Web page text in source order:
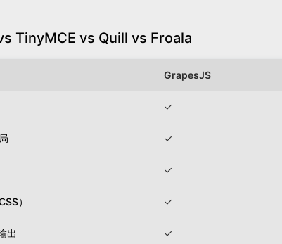
TinyMCE vs Quill vs Froala
GrapesJS
✓
✓
✓
） ✓
出 ✓